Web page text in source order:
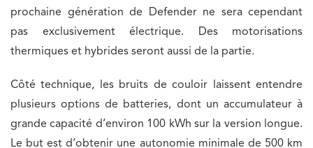
prochaine génération de Defender ne sera cependant
pas exclusivement électrique. Des motorisations
thermiques et hybrides seront aussi de la partie.
Côté technique, les bruits de couloir laissent entendre
plusieurs options de batteries, dont un accumulateur à
grande capacité d’environ 100 kWh sur la version longue.
Le but est d’obtenir une autonomie minimale de 500 km